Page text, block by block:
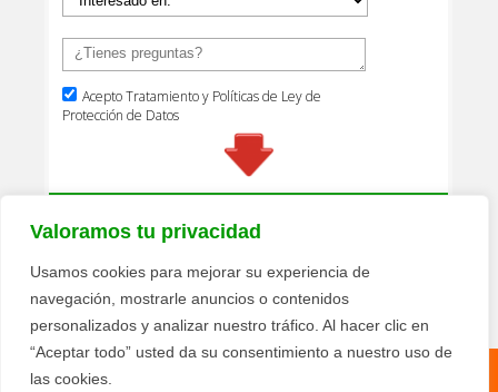
Valoramos tu privacidad
Usamos cookies para mejorar su experiencia de
navegación, mostrarle anuncios o contenidos
personalizados y analizar nuestro tráfico. Al hacer clic en
“Aceptar todo” usted da su consentimiento a nuestro uso de
las cookies.Política de privacidad